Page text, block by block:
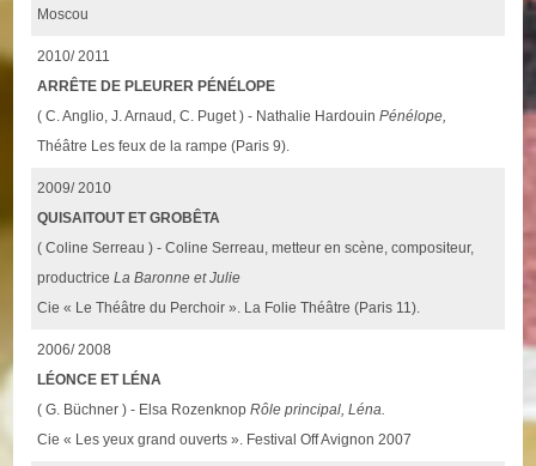
Moscou
2010/ 2011
ARRÊTE DE PLEURER PÉNÉLOPE
( C. Anglio, J. Arnaud, C. Puget ) - Nathalie HardouinPénélope,
Théâtre Les feux de la rampe (Paris 9).
2009/ 2010
QUISAITOUT ET GROBÊTA
( Coline Serreau ) - Coline Serreau, metteur en scène, compositeur,
productriceLa Baronne et Julie
Cie « Le Théâtre du Perchoir ». La Folie Théâtre (Paris 11).
2006/ 2008
LÉONCE ET LÉNA
( G. Büchner ) - Elsa RozenknopRôle principal, Léna.
Cie « Les yeux grand ouverts ». Festival Off Avignon 2007